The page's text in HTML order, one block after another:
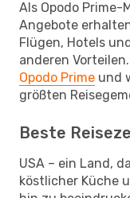
Als Opodo Prime-
Angebote
Flügen, Hotels
anderen
Opodo Prime und
größten
Beste
USA – ein Land,
köstlicher Küche